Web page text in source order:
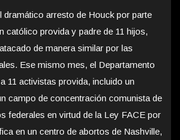
dramático arresto de Houck por parte
católico provida y padre de 11 hijos,
de manera similar por las
Ese mismo mes, el Departamento
11 activistas provida, incluido un
campo de concentración comunista de
federales en virtud de la Ley FACE por
en un centro de abortos de Nashville,